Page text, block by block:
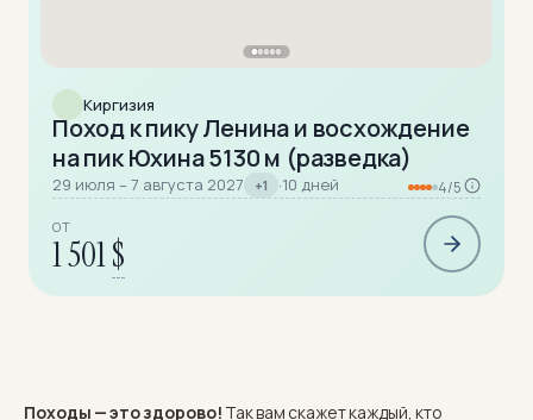
Киргизия
Поход к пику Ленина и восхождение
на пик Юхина 5130 м (разведка)
29 июля – 7 августа 2027 +1 ·10 дней 4/5
ОТ
1 501$
Походы — это здорово! Так вам скажет каждый, кто